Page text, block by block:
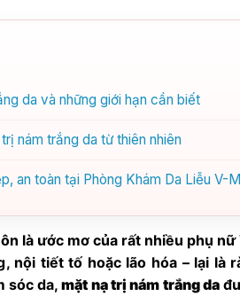
da và những giới hạn cần biết
nám trắng da từ thiên nhiên
an toàn tại Phòng Khám Da Liễu V-
là ước mơ của rất nhiều phụ
nội tiết tố hoặc lão hóa – lại là
sóc da,mặt nạ trị nám trắng da